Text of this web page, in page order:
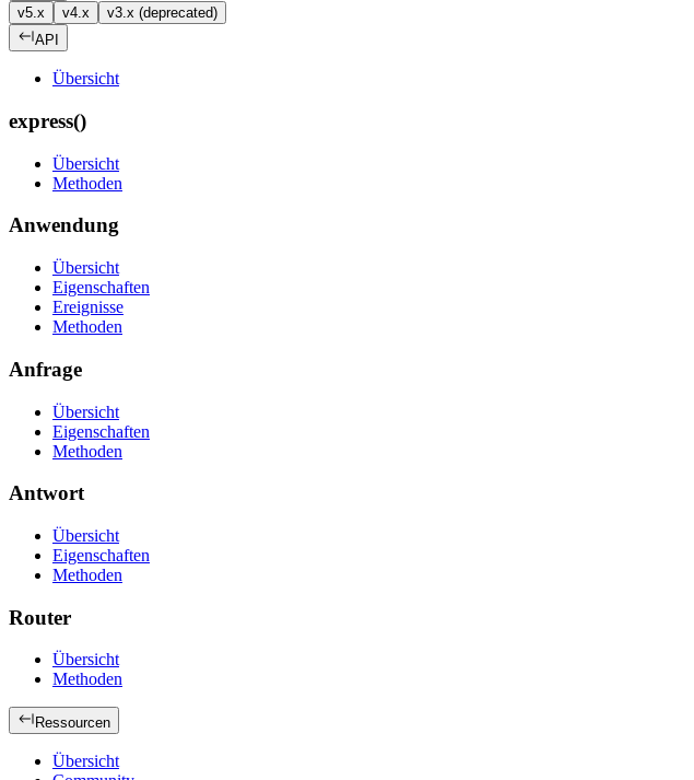
v5.x
v4.x
v3.x (deprecated)
API
Übersicht
express()
Übersicht
Methoden
Anwendung
Übersicht
Eigenschaften
Ereignisse
Methoden
Anfrage
Übersicht
Eigenschaften
Methoden
Antwort
Übersicht
Eigenschaften
Methoden
Router
Übersicht
Methoden
Ressourcen
Übersicht